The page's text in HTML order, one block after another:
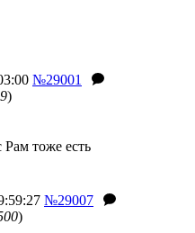
№29001
)
тоже есть
№29007
)